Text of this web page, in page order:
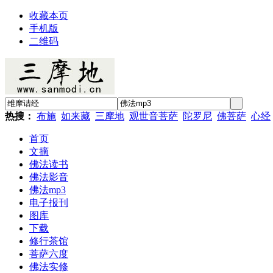
收藏本页
手机版
二维码
热搜： 布施 如来藏 三摩地 观世音菩萨 陀罗尼 佛菩萨 心经
首页
文摘
佛法读书
佛法影音
佛法mp3
电子报刊
图库
下载
修行茶馆
菩萨六度
佛法实修